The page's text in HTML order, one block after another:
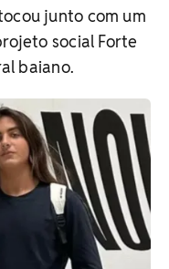
junto com um
social Forte
baiano.